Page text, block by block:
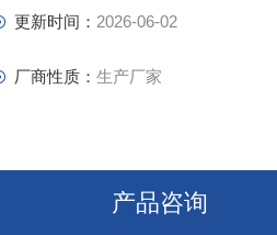
更新时间： 2026-06-02
厂商性质： 生产厂家
产品咨询